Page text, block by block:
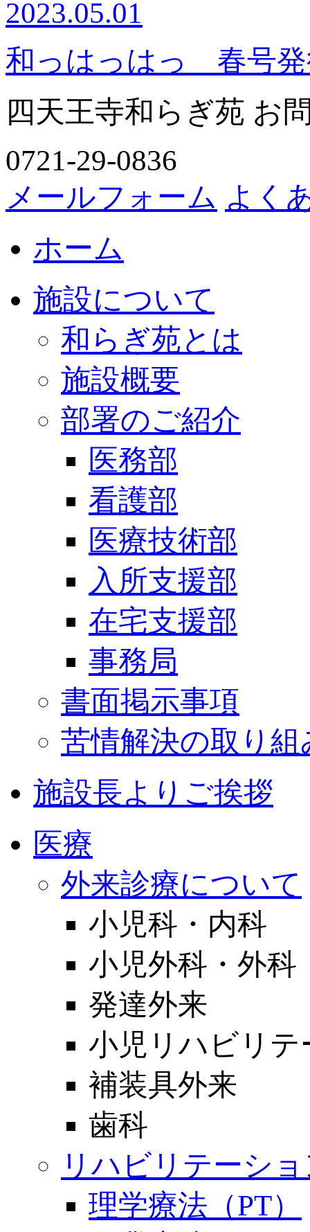
2023.05.01
和っはっはっ 春号
四天王寺和らぎ苑 お
0721-29-0836
メールフォーム よく
ホーム
施設について
和らぎ苑とは
施設概要
部署のご紹介
医務部
看護部
医療技術部
入所支援部
在宅支援部
事務局
書面掲示事項
苦情解決の取り組
施設長よりご挨拶
医療
外来診療について
小児科・内科
小児外科・外科
発達外来
小児リハビリ
補装具外来
歯科
リハビリテーシ
理学療法（PT）